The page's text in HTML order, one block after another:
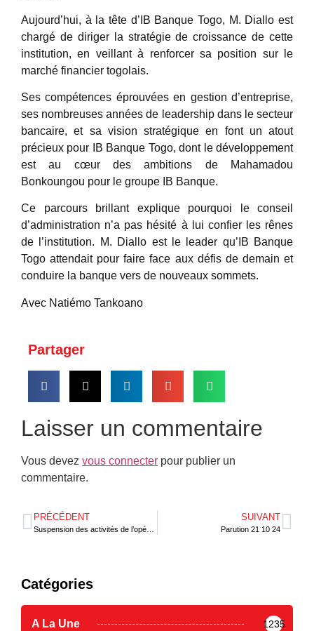
Aujourd’hui, à la tête d’IB Banque Togo, M. Diallo est
chargé de diriger la stratégie de croissance de cette
institution, en veillant à renforcer sa position sur le
marché financier togolais.
Ses compétences éprouvées en gestion d’entreprise,
ses nombreuses années de leadership dans le secteur
bancaire, et sa vision stratégique en font un atout
précieux pour IB Banque Togo, dont le développement
est au cœur des ambitions de Mahamadou
Bonkoungou pour le groupe IB Banque.
Ce parcours brillant explique pourquoi le conseil
d’administration n’a pas hésité à lui confier les rênes
de l’institution. M. Diallo est le leader qu’IB Banque
Togo attendait pour faire face aux défis de demain et
conduire la banque vers de nouveaux sommets.
Avec Natiémo Tankoano
Partager
Laisser un commentaire
Vous devez vous connecter pour publier un
commentaire.
PRÉCÉDENT
Suspension des activités de l’opérateur de transport YANGO au Togo
SUIVANT
Parution 21 10 24
Catégories
A La Une 1235